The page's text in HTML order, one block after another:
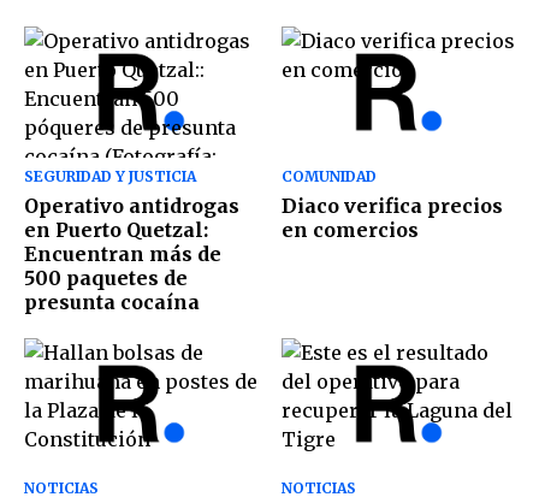
SEGURIDAD Y JUSTICIA
Operativo antidrogas
en Puerto Quetzal:
Encuentran más de
500 paquetes de
presunta cocaína
COMUNIDAD
Diaco verifica precios
en comercios
NOTICIAS NOTICIAS